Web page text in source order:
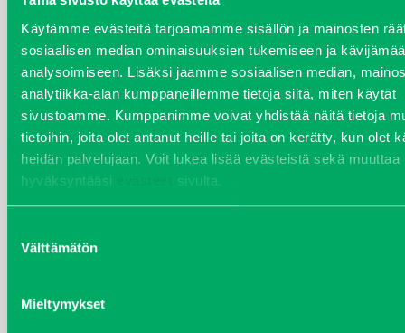
Käytämme evästeitä tarjoamamme sisällön ja mainosten
sosiaalisen median ominaisuuksien tukemiseen ja
analysoimiseen. Lisäksi jaamme sosiaalisen median,
analytiikka-alan kumppaneillemme tietoja siitä, miten käytät
sivustoamme. Kumppanimme voivat yhdistää näitä tietoja
tietoihin, joita olet antanut heille tai joita on kerätty, kun olet
heidän palvelujaan. Voit lukea lisää evästeistä sekä muuttaa
hyväksyntääsi
sivulta.
valinta
Välttämätön
Mieltymykset
MOOTTORIÖLJY MOBIL DELVAC XHP ESP
10W-40, 20 LITRAN KANNU